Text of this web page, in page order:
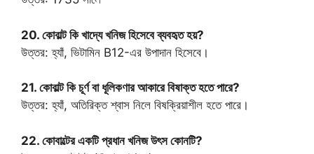
20. কোবাল্ট কি খাদ্যে খনিজ হিসেবে ব্যবহৃত হয়?
উত্তর: হ্যাঁ, ভিটামিন B12-এর উপাদান হিসেবে।
21. কোবাল্ট কি চূর্ণ বা ধূলিকণার আকারে বিষাক্ত হতে পারে?
উত্তর: হ্যাঁ, অতিরিক্ত শ্বাস নিলে বিষক্রিয়াশীল হতে পারে।
22. কোবাল্টের একটি প্রধান খনিজ উৎস কোনটি?